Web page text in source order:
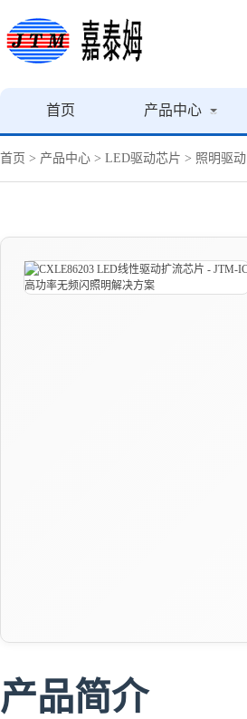
首页 产品中心
首页 > 产品中心 > LED驱动芯片 > 照明驱动
产品简介